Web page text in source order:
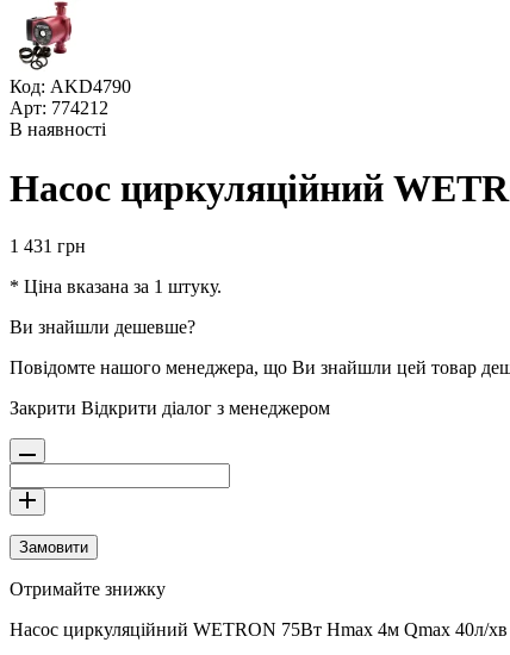
Код: AKD4790
Арт: 774212
В наявності
Насос циркуляційний
1 431 грн
* Ціна вказана за 1 штуку.
Ви знайшли дешевше?
Повідомте нашого менеджера, що Ви знайшли цей товар
Закрити Відкрити діалог з менеджером
Замовити
Отримайте знижку
Насос циркуляційний WETRON 75Вт Hmax 4м Qmax 40л/